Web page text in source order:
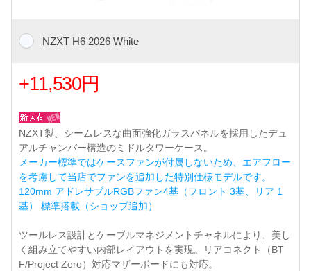
NZXT H6 2026 White
+11,530円
NZXT製、シームレスな曲面強化ガラスパネルを採用したデュ
アルチャンバー構造のミドルタワーケース。
メーカー標準ではケースファンが付属しないため、エアフロー
を考慮して当店でファンを追加した特別仕様モデルです。
120mm アドレサブルRGBファン4基（フロント 3基、リア 1
基） 標準搭載（ショップ追加）
ツールレス設計とケーブルマネジメントチャネルにより、美し
く組み立てやすい内部レイアウトを実現。リアコネクト（BT
F/Project Zero）対応マザーボードにも対応。